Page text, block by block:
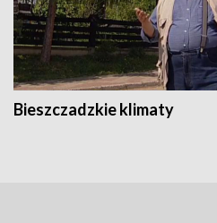
Bieszczadzkie klimaty